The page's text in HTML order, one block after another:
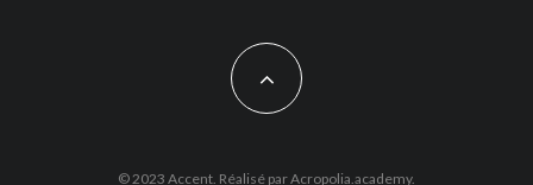
© 2023 Accent. Réalisé parAcropolia.academy.